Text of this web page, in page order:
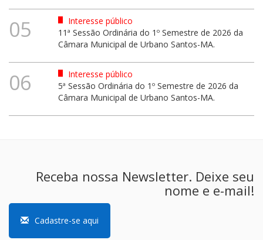
05
Interesse público
11ª Sessão Ordinária do 1º Semestre de 2026 da
Câmara Municipal de Urbano Santos-MA.
06
Interesse público
5ª Sessão Ordinária do 1º Semestre de 2026 da
Câmara Municipal de Urbano Santos-MA.
Receba nossa Newsletter. Deixe seu
nome e e-mail!
Cadastre-se aqui